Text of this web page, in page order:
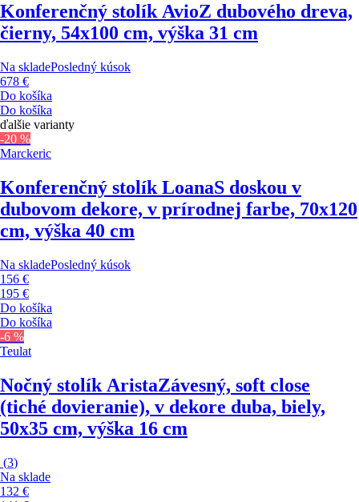
Konferenčný stolík AvioZ dubového dreva,
čierny, 54x100 cm, výška 31 cm
Na skladePosledný kúsok
678 €
Do košíka
Do košíka
ďalšie varianty
-20 %
Marckeric
Konferenčný stolík LoanaS doskou v
dubovom dekore, v prírodnej farbe, 70x120
cm, výška 40 cm
Na skladePosledný kúsok
156 €
195 €
Do košíka
Do košíka
-6 %
Teulat
Nočný stolík AristaZávesný, soft close
(tiché dovieranie), v dekore duba, biely,
50x35 cm, výška 16 cm
(3)
Na sklade
132 €